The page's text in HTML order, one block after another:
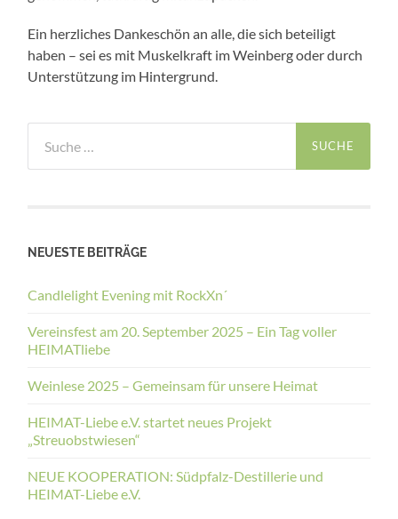
Ein herzliches Dankeschön an alle, die sich beteiligt
haben – sei es mit Muskelkraft im Weinberg oder durch
Unterstützung im Hintergrund.
nach:
NEUESTE BEITRÄGE
Candlelight Evening mit RockXn´
Vereinsfest am 20. September 2025 – Ein Tag voller
HEIMATliebe
Weinlese 2025 – Gemeinsam für unsere Heimat
HEIMAT-Liebe e.V. startet neues Projekt
„Streuobstwiesen“
NEUE KOOPERATION: Südpfalz-Destillerie und
HEIMAT-Liebe e.V.